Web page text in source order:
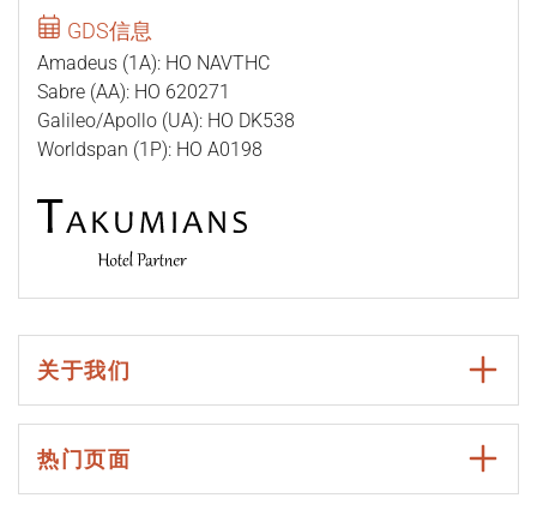
GDS信息
Amadeus (1A): HO NAVTHC
Sabre (AA): HO 620271
Galileo/Apollo (UA): HO DK538
Worldspan (1P): HO A0198
关于我们
热门页面